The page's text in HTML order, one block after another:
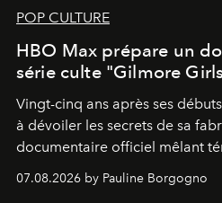
POP CULTURE
HBO Max prépare un
série culte "Gilmore
Vingt-cinq ans après ses
à dévoiler les secrets de sa
documentaire officiel mêlant
générationnel.
07.08.2026 by Pauline Borgogno